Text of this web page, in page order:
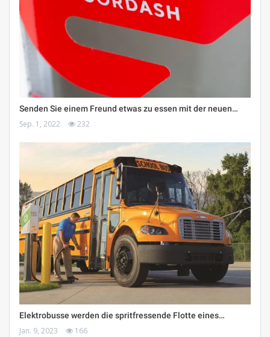
Senden Sie einem Freund etwas zu essen mit der neuen…
Sep. 1, 2022 232
Elektrobusse werden die spritfressende Flotte eines…
Jan. 9, 2023 166